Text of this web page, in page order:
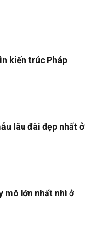
kiến trúc Pháp
lâu đài đẹp nhất ở
mô lớn nhất nhì ở